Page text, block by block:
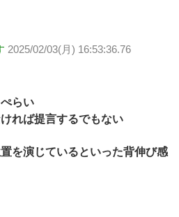
2025/02/03(月) 16:53:36.76
らい
れば提言するでもない
を演じているといった背伸び感